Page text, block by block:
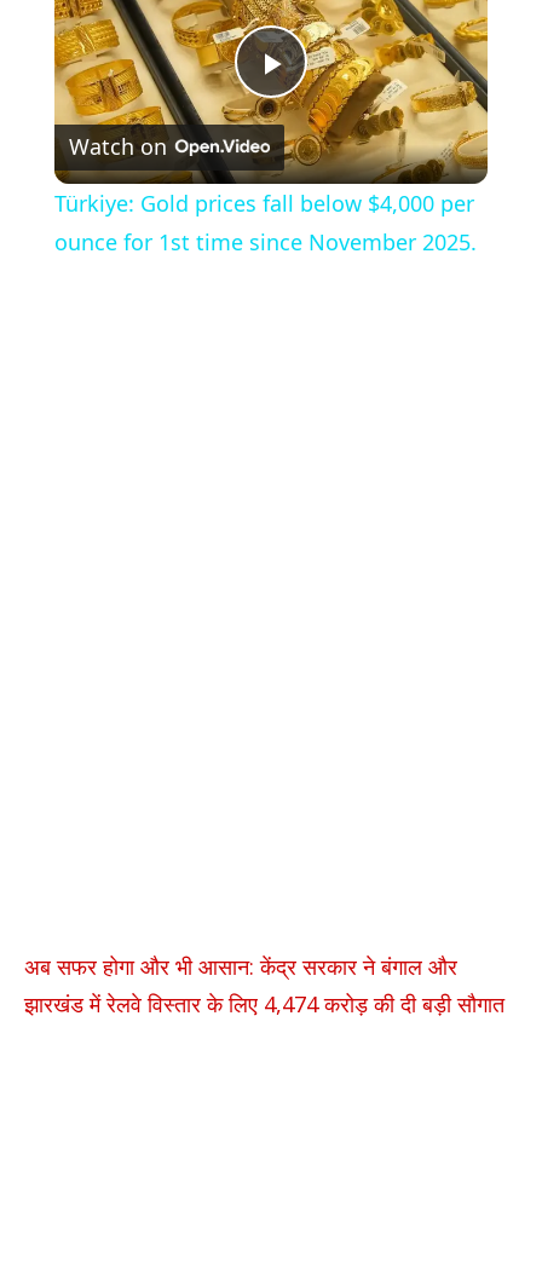
Play
Video
Watch on
Türkiye: Gold prices fall below $4,000 per
ounce for 1st time since November 2025.
अब सफर होगा और भी आसान: केंद्र सरकार ने बंगाल और
झारखंड में रेलवे विस्तार के लिए 4,474 करोड़ की दी बड़ी सौगात